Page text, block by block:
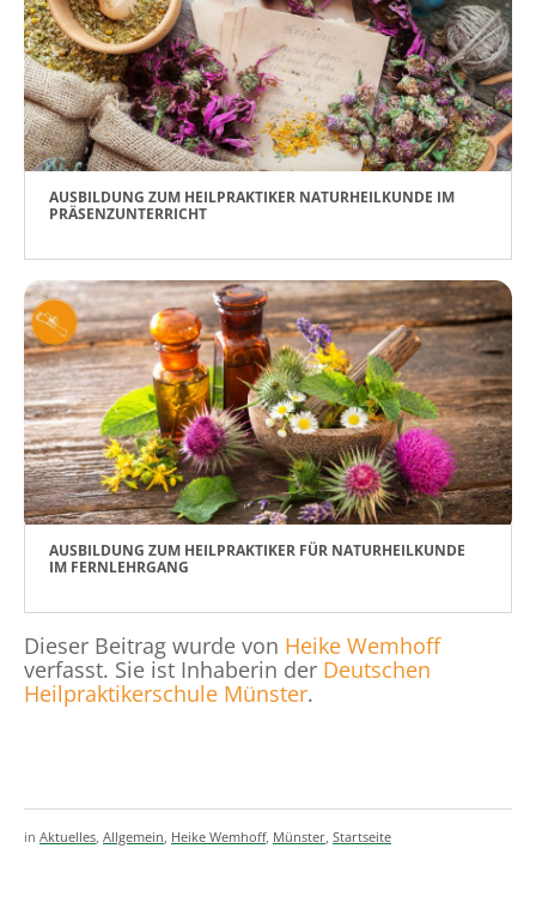
AUSBILDUNG ZUM HEILPRAKTIKER NATURHEILKUNDE IM
PRÄSENZUNTERRICHT
AUSBILDUNG ZUM HEILPRAKTIKER FÜR NATURHEILKUNDE
IM FERNLEHRGANG
Dieser Beitrag wurde von Heike Wemhoff
verfasst. Sie ist Inhaberin der Deutschen
Heilpraktikerschule Münster.
in Aktuelles Allgemein Heike Wemhoff, Münster Startseite